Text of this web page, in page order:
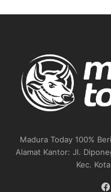
Madura Today 100%
Alamat Kantor: Jl.
Kec.